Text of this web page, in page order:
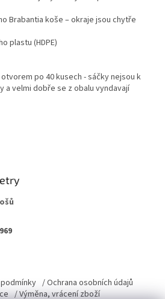
Brabantia koše – okraje jsou chytře
plastu (HDPE)
po 40 kusech - sáčky nejsou k
a velmi dobře se z obalu vyndavají
/ Ochrana osobních údajů
/ Výměna, vrácení zboží